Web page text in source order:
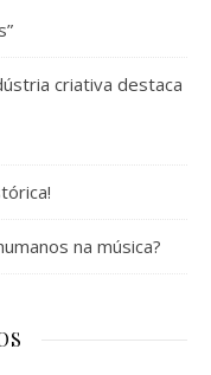
criativa destaca
na música?